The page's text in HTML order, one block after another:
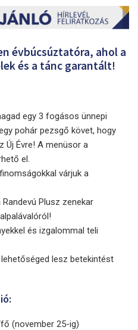
évbúcsúztatóra, ahol a
és a tánc garantált!
egy 3 fogásos ünnepi
pohár pezsgő követ, hogy
Új Évre! A menüsor a
el.
várjuk a
Plusz zenekar
és izgalommal teli
lesz betekintést
(november 25-ig)